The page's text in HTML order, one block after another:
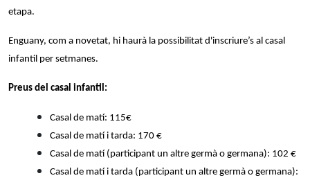
etapa.
Enguany, com a novetat, hi haurà la possibilitat d'inscriure’s al casal
infantil per setmanes.
Preus del casal infantil:
Casal de matí: 115€
Casal de matí i tarda: 170 €
Casal de matí (participant un altre germà o germana): 102 €
Casal de matí i tarda (participant un altre germà o germana):